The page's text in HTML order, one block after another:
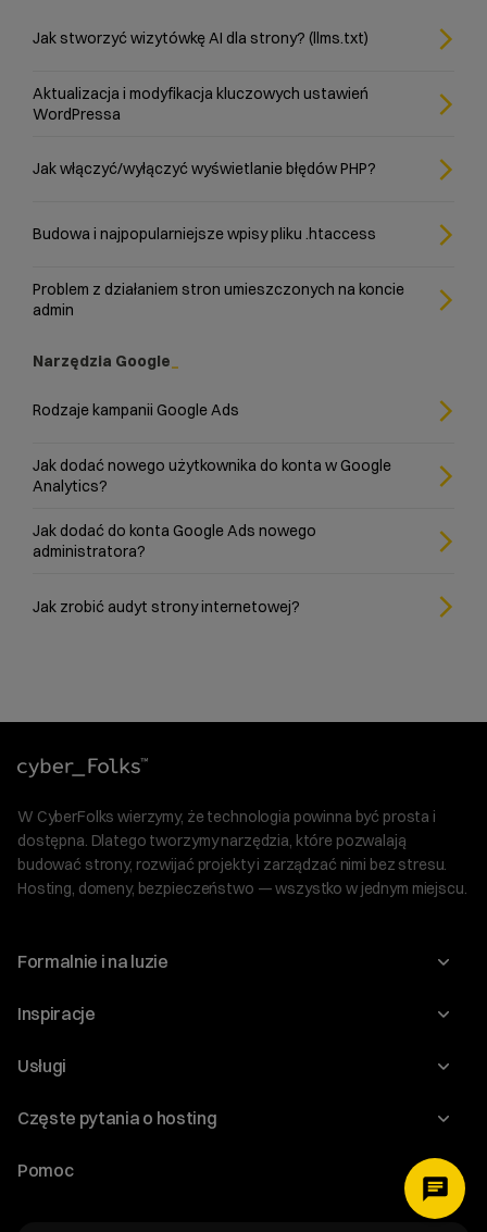
Jak stworzyć wizytówkę AI dla strony? (llms.txt)
Aktualizacja i modyfikacja kluczowych ustawień
WordPressa
Jak włączyć/wyłączyć wyświetlanie błędów PHP?
Budowa i najpopularniejsze wpisy pliku .htaccess
Problem z działaniem stron umieszczonych na koncie
admin
Narzędzia Google
Rodzaje kampanii Google Ads
Jak dodać nowego użytkownika do konta w Google
Analytics?
Jak dodać do konta Google Ads nowego
administratora?
Jak zrobić audyt strony internetowej?
W CyberFolks wierzymy, że technologia powinna być prosta i
dostępna. Dlatego tworzymy narzędzia, które pozwalają
budować strony, rozwijać projekty i zarządzać nimi bez stresu.
Hosting, domeny, bezpieczeństwo — wszystko w jednym miejscu.
Formalnie i na luzie
O nas
Program Korzyści dla Inwestorów
Regulaminy i specyfikacje
Inspiracje
Blog
WordPress
Audyt stron
Usługi
Domeny
Częste pytania o hosting
Jak przenieść stronę?
Pomoc